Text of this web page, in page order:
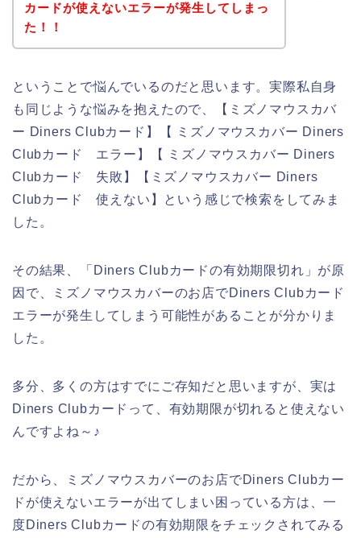
カードが使えないエラーが発生してしまっ
た！！
ということで悩んでいるのだと思います。実際私自身
も同じような悩みを抱えたので、【ミズノマウスカバ
ー Diners Clubカード】【 ミズノマウスカバー Diners
Clubカード エラー】【 ミズノマウスカバー Diners
Clubカード 失敗】【ミズノマウスカバー Diners
Clubカード 使えない】という感じで検索をしてみま
した。
その結果、「Diners Clubカードの有効期限切れ」が原
因で、ミズノマウスカバーのお店でDiners Clubカード
エラーが発生してしまう可能性があることが分かりま
した。
多分、多くの方はすでにご存知だと思いますが、実は
Diners Clubカードって、有効期限が切れると使えない
んですよね～♪
だから、ミズノマウスカバーのお店でDiners Clubカー
ドが使えないエラーが出てしまい困っている方は、一
度Diners Clubカードの有効期限をチェックされてみる